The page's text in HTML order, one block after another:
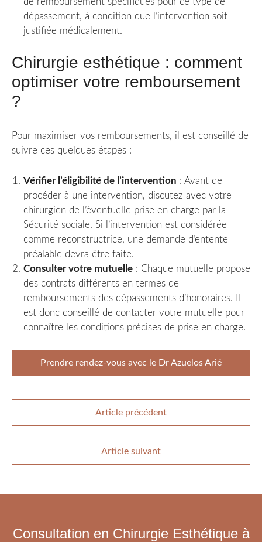
dépassement, à condition que l’intervention soit
justifiée médicalement.
Chirurgie esthétique : comment
optimiser votre remboursement
?
Pour maximiser vos remboursements, il est conseillé de
suivre ces quelques étapes :
Vérifier l’éligibilité de l’intervention : Avant de
procéder à une intervention, discutez avec votre
chirurgien de l’éventuelle prise en charge par la
Sécurité sociale. Si l’intervention est considérée
comme reconstructrice, une demande d’entente
préalable devra être faite.
Consulter votre mutuelle : Chaque mutuelle propose
des contrats différents en termes de
remboursements des dépassements d’honoraires. Il
est donc conseillé de contacter votre mutuelle pour
connaître les conditions précises de prise en charge.
Prendre rendez-vous avec le Dr Azuelos Arié
Article précédent
Article suivant
Consultation en Chirurgie Esthétique à